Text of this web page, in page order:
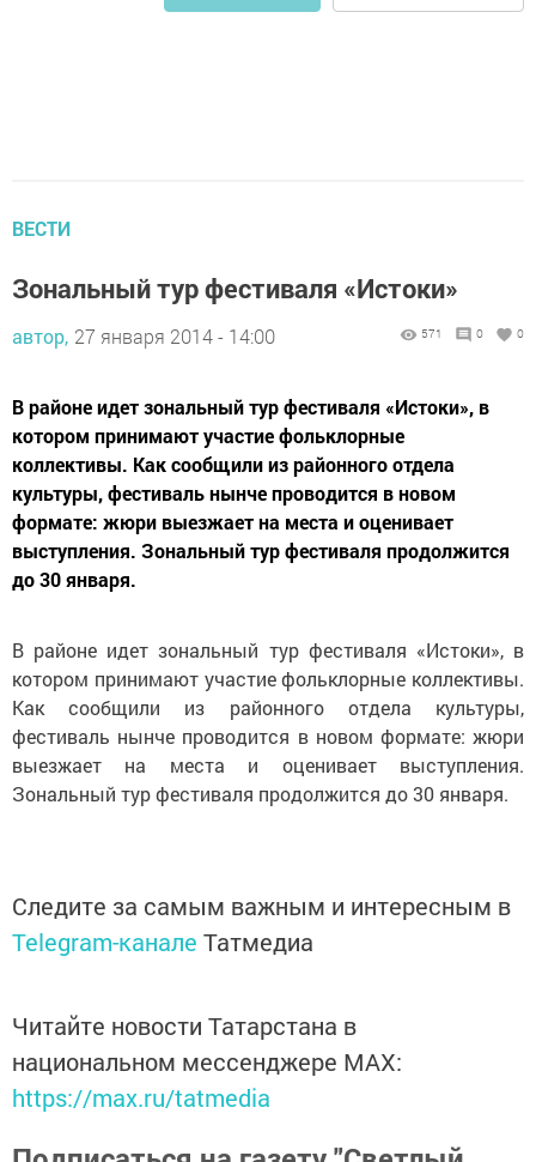
ВЕСТИ
Зональный тур фестиваля «Истоки»
автор, 27 января 2014 - 14:00 571 0 0
В районе идет зональный тур фестиваля «Истоки», в
котором принимают участие фольклорные
коллективы. Как сообщили из районного отдела
культуры, фестиваль нынче проводится в новом
формате: жюри выезжает на места и оценивает
выступления. Зональный тур фестиваля продолжится
до 30 января.
В районе идет зональный тур фестиваля «Истоки», в
котором принимают участие фольклорные коллективы.
Как сообщили из районного отдела культуры,
фестиваль нынче проводится в новом формате: жюри
выезжает на места и оценивает выступления.
Зональный тур фестиваля продолжится до 30 января.
Следите за самым важным и интересным в
Telegram-канале Татмедиа
Читайте новости Татарстана в
национальном мессенджере MАХ:
https://max.ru/tatmedia